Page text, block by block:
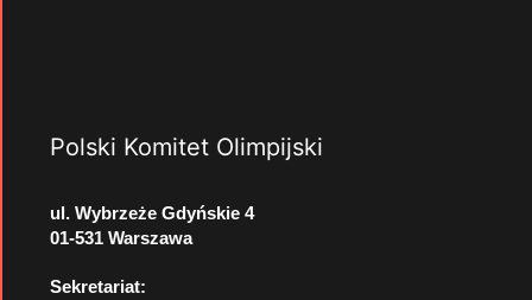
Polski Komitet Olimpijski
ul. Wybrzeże Gdyńskie 4
01-531 Warszawa
Sekretariat: